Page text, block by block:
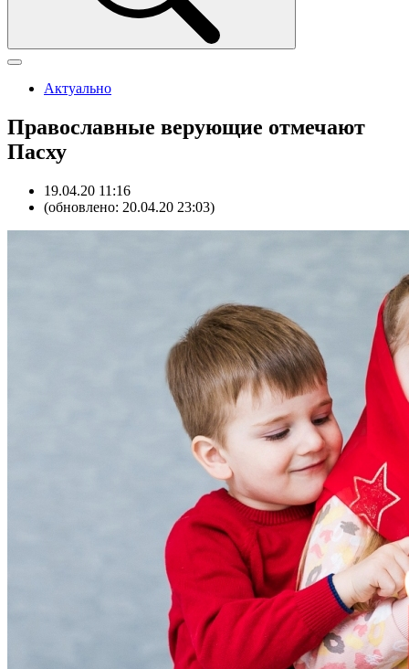
Актуально
Православные верующие отмечают
Пасху
19.04.20 11:16
(обновлено: 20.04.20 23:03)